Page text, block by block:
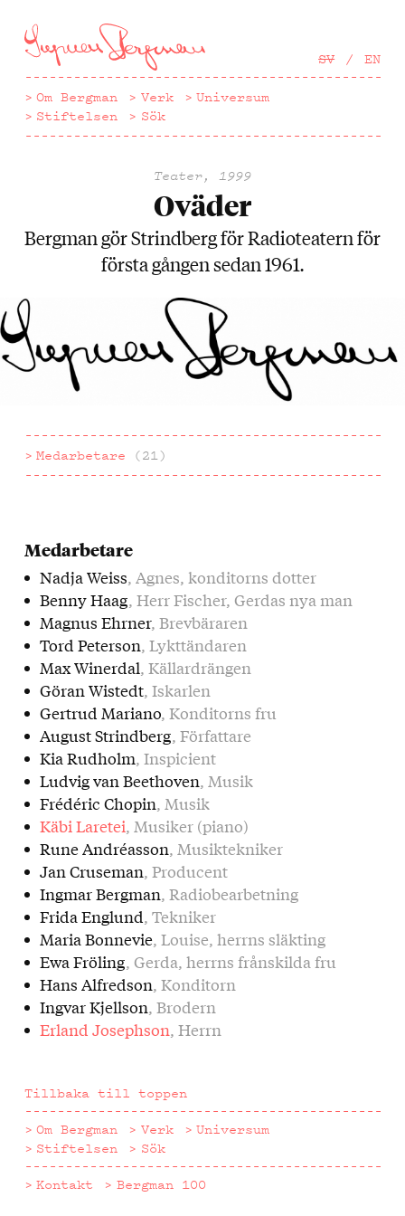
till
huvudinnehåll
SV EN
Om Bergman Verk
Universum
Stiftelsen
Sök
Teater, 1999
Oväder
Bergman gör Strindberg för Radioteatern för
första gången sedan 1961.
Medarbetare (21)
Medarbetare
Nadja Weiss, Agnes, konditorns dotter
Benny Haag, Herr Fischer, Gerdas nya man
Magnus Ehrner, Brevbäraren
Tord Peterson, Lykttändaren
Max Winerdal, Källardrängen
Göran Wistedt, Iskarlen
Gertrud Mariano, Konditorns fru
August Strindberg, Författare
Kia Rudholm, Inspicient
Ludvig van Beethoven, Musik
Frédéric Chopin, Musik
Käbi Laretei, Musiker (piano)
Rune Andréasson, Musiktekniker
Jan Cruseman, Producent
Ingmar Bergman, Radiobearbetning
Frida Englund, Tekniker
Maria Bonnevie, Louise, herrns släkting
Ewa Fröling, Gerda, herrns frånskilda fru
Hans Alfredson, Konditorn
Ingvar Kjellson, Brodern
Erland Josephson, Herrn
Tillbaka till toppen
Om Bergman
Verk
Universum
Stiftelsen
Sök
Kontakt
Bergman 100